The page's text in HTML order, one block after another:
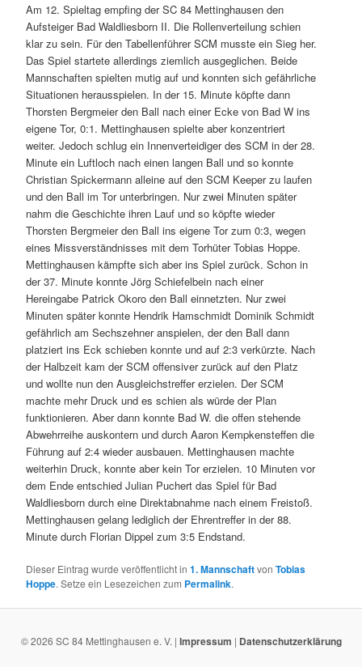
Am 12. Spieltag empfing der SC 84 Mettinghausen den
Aufsteiger Bad Waldliesborn II. Die Rollenverteilung schien
klar zu sein. Für den Tabellenführer SCM musste ein Sieg her.
Das Spiel startete allerdings ziemlich ausgeglichen. Beide
Mannschaften spielten mutig auf und konnten sich gefährliche
Situationen herausspielen. In der 15. Minute köpfte dann
Thorsten Bergmeier den Ball nach einer Ecke von Bad W ins
eigene Tor, 0:1. Mettinghausen spielte aber konzentriert
weiter. Jedoch schlug ein Innenverteidiger des SCM in der 28.
Minute ein Luftloch nach einen langen Ball und so konnte
Christian Spickermann alleine auf den SCM Keeper zu laufen
und den Ball im Tor unterbringen. Nur zwei Minuten später
nahm die Geschichte ihren Lauf und so köpfte wieder
Thorsten Bergmeier den Ball ins eigene Tor zum 0:3, wegen
eines Missverständnisses mit dem Torhüter Tobias Hoppe.
Mettinghausen kämpfte sich aber ins Spiel zurück. Schon in
der 37. Minute konnte Jörg Schiefelbein nach einer
Hereingabe Patrick Okoro den Ball einnetzten. Nur zwei
Minuten später konnte Hendrik Hamschmidt Dominik Schmidt
gefährlich am Sechszehner anspielen, der den Ball dann
platziert ins Eck schieben konnte und auf 2:3 verkürzte. Nach
der Halbzeit kam der SCM offensiver zurück auf den Platz
und wollte nun den Ausgleichstreffer erzielen. Der SCM
machte mehr Druck und es schien als würde der Plan
funktionieren. Aber dann konnte Bad W. die offen stehende
Abwehrreihe auskontern und durch Aaron Kempkensteffen die
Führung auf 2:4 wieder ausbauen. Mettinghausen machte
weiterhin Druck, konnte aber kein Tor erzielen. 10 Minuten vor
dem Ende entschied Julian Puchert das Spiel für Bad
Waldliesborn durch eine Direktabnahme nach einem Freistoß.
Mettinghausen gelang lediglich der Ehrentreffer in der 88.
Minute durch Florian Dippel zum 3:5 Endstand.
Dieser Eintrag wurde veröffentlicht in1. MannschaftvonTobias
Hoppe. Setze ein Lesezeichen zum Permalink.
© 2026 SC 84 Mettinghausen e. V. | Impressum | Datenschutzerklärung